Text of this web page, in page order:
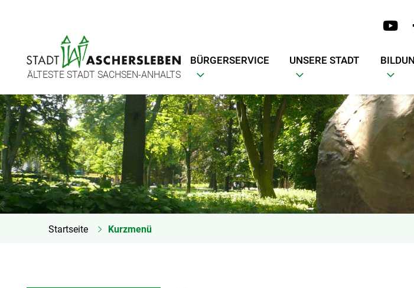
ÄLTESTE STADT SACHSEN-ANHALTS
BÜRGERSERVICE UNSERE STADT
Startseite Kurzmenü